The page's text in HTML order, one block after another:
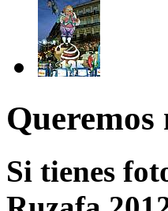
Queremos
Si tienes